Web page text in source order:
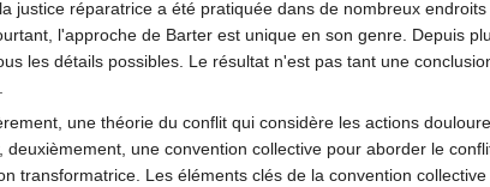
justice réparatrice a été pratiquée dans de nombreux
l'approche de Barter est unique en son genre. Depuis
les détails possibles. Le résultat n'est pas tant une
une théorie du conflit qui considère les actions
une convention collective pour aborder le
transformatrice. Les éléments clés de la convention